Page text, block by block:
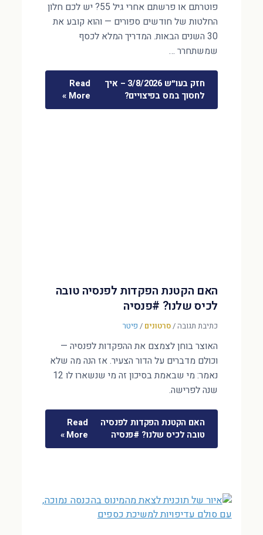
פוטרתם או פרשתם אחרי גיל 55? יש לכם חלון
החלטות של חודשים ספורים — והוא קובע את
30 השנים הבאות. המדריך המלא לכסף
שמשתחרר …
חזק בעו״ש 3/8/2026 – איך
לחסוך במס בפיצויים?
Read
More »
האם הקטנת הפקדות לפנסיה טובה
לכיס שלנו? #פנסיה
כתיבת תגובה/סרטונים / פיטר
האוצר בוחן לצמצם את ההפקדות לפנסיה —
וכולם מדברים על הדור הצעיר. אז הנה מה שלא
נאמר: מי שבאמת בסיכון זה מי שנשארו לו 12
שנה לפרישה.
האם הקטנת הפקדות לפנסיה
טובה לכיס שלנו? #פנסיה
Read
More »